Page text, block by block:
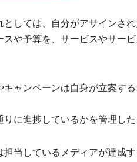
としては、自分がアサインさ
スや予算を、サービスやサー
キャンペーンは自身が立案す
りに進捗しているかを管理し
担当しているメディアが達成